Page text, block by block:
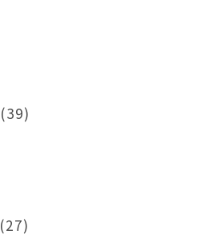
(39)
(27)